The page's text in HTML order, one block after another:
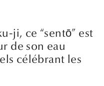
ji, ce “sentō” est
de son eau
célébrant les